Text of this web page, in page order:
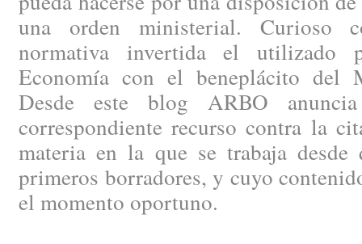
una orden ministerial. Curioso
normativa invertida el
Economía con el beneplácito del
Desde este blog ARBO
correspondiente recurso contra la
materia en la que se trabaja
primeros borradores, y cuyo
el momento oportuno.